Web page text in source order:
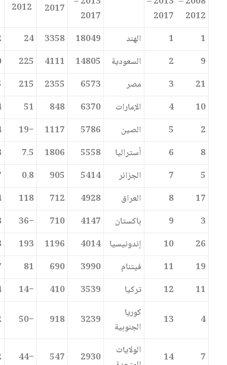
2012
2017
2017
2017
1
1 الهند 18049
3358
24
9
2 السعودية 14805
4111
225
21
3 مصر 6573
2355
215
10
4 الإمارات 6370
848
51
2
5 الصين 5786
1117
−19
8
6 أستراليا 5558
1806
7.5
5
7 الجزائر 5414
905
0.8
17
8 العراق 4928
712
118
3
9 باكستان 4147
710
−36
26
10 إندونيسيا 4014
1196
193
19
11 فيتنام 3990
690
81
11
12 تركيا 3539
410
−14
4
13
كوريا
الجنوبية
3239
918
−50
7
14
الولايات
2930
547
−44